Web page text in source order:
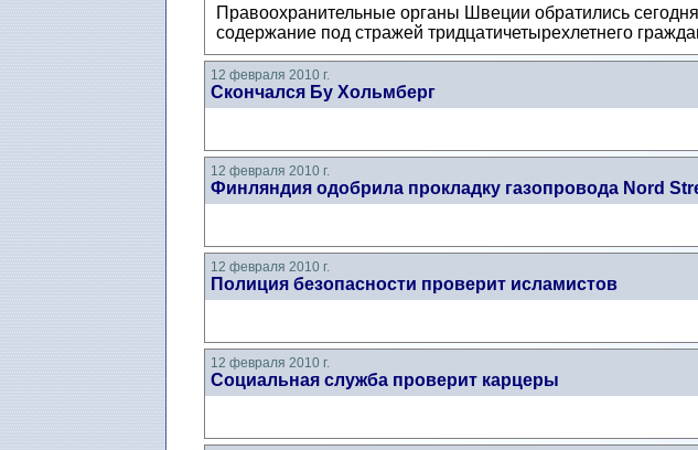
Правоохранительные органы Швеции обратились
содержание под стражей тридцатичетырехлетнего
12 февраля 2010 г.
Скончался Бу Хольмберг
12 февраля 2010 г.
Финляндия одобрила прокладку газопровода Nord
12 февраля 2010 г.
Полиция безопасности проверит исламистов
12 февраля 2010 г.
Социальная служба проверит карцеры